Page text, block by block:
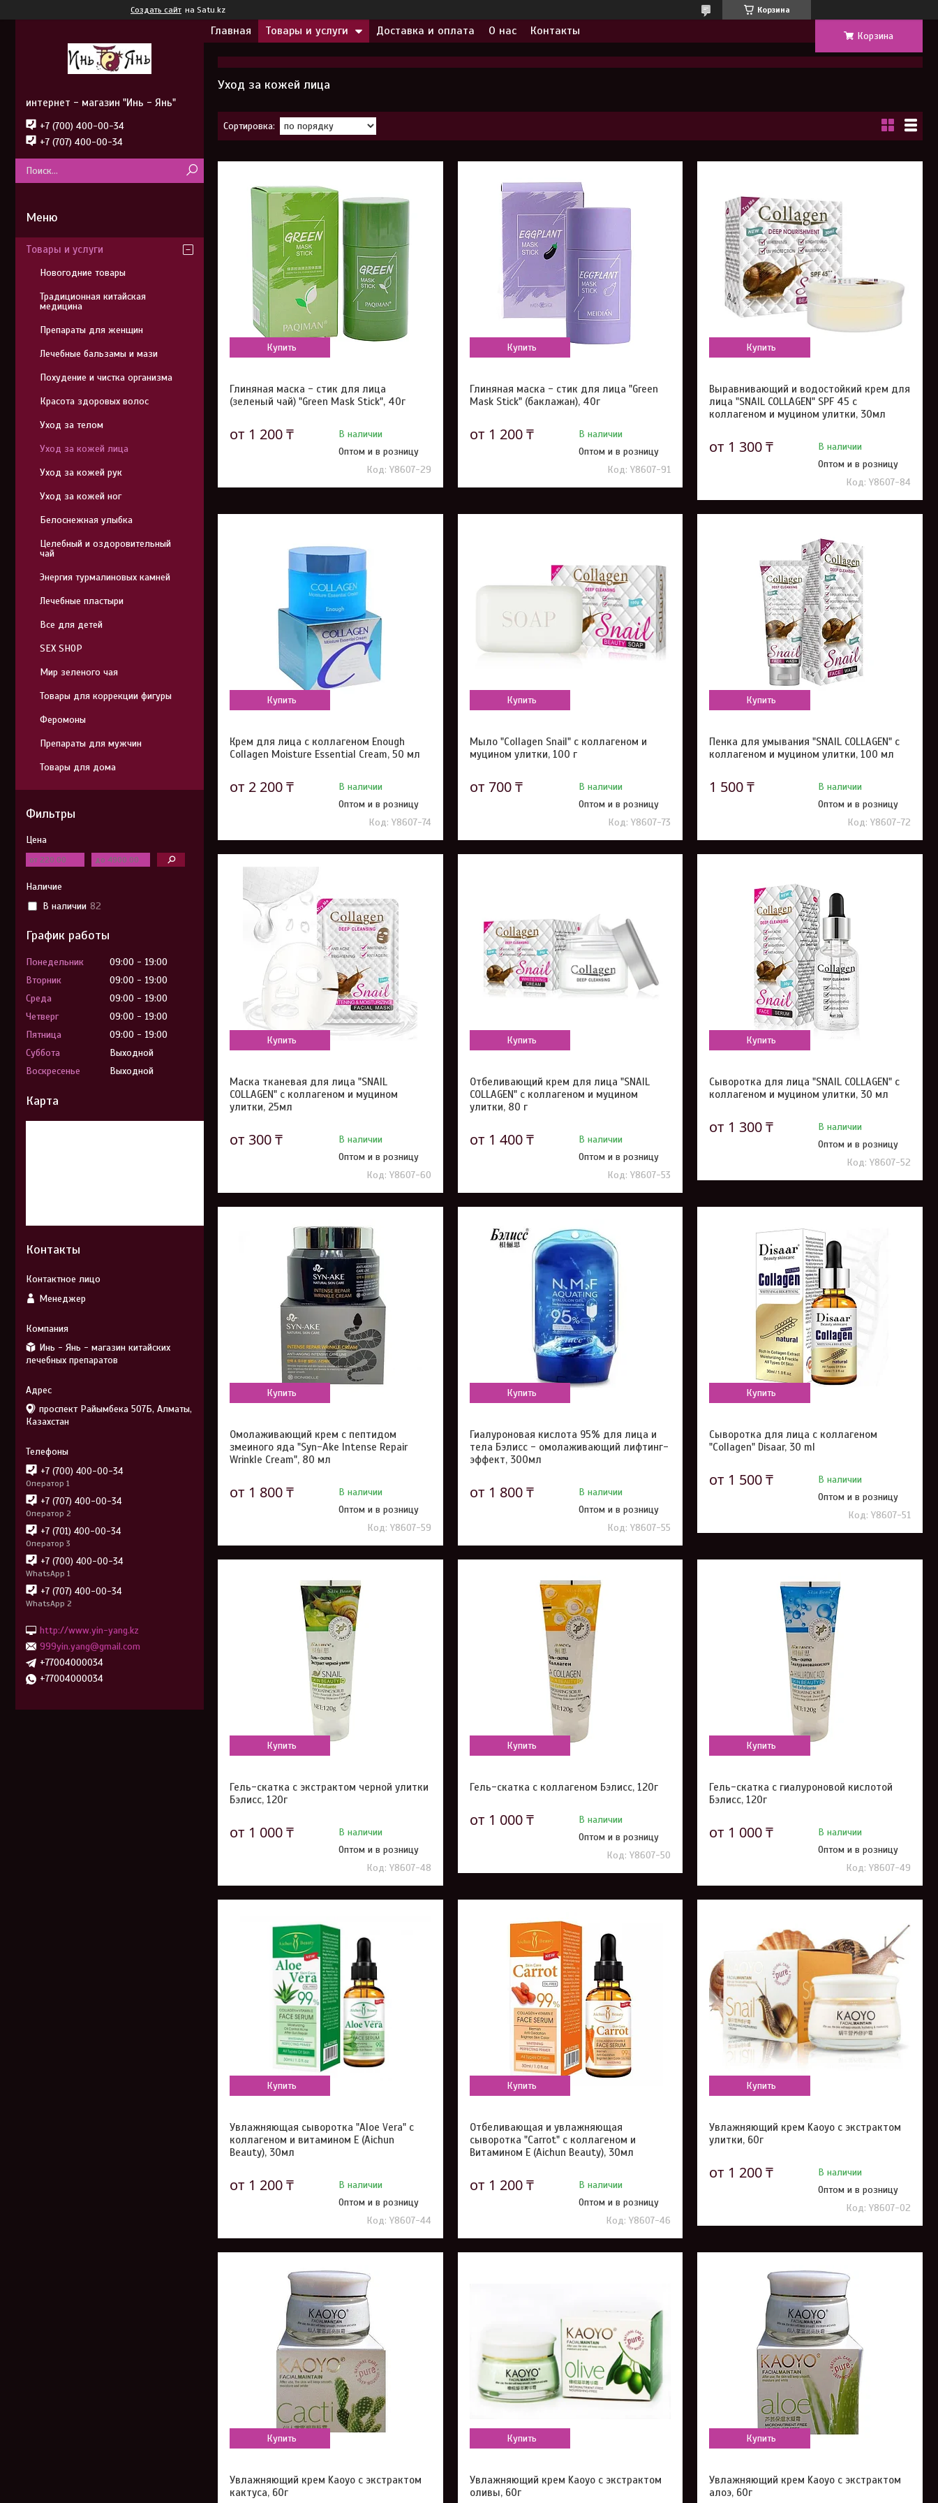
Создать сайт на Satu.kz Корзина
Главная Товары и услуги Доставка и оплата О нас Контакты Корзина
Уход за кожей лица
Купить
Глиняная маска - стик для лица
(зеленый чай) "Green Mask Stick", 40г
от 1 200 ₸
В наличии
Оптом и в розницу
Y8607-29
Купить
Глиняная маска - стик для лица "Green
Mask Stick" (баклажан), 40г
от 1 200 ₸
В наличии
Оптом и в розницу
Y8607-91
Купить
Выравнивающий и водостойкий крем для
лица "SNAIL COLLAGEN" SPF 45 с
коллагеном и муцином улитки, 30мл
от 1 300 ₸
В наличии
Оптом и в розницу
Y8607-84
Купить
Крем для лица с коллагеном Enough
Collagen Moisture Essential Cream, 50 мл
от 2 200 ₸
В наличии
Оптом и в розницу
Y8607-74
Купить
Мыло "Collagen Snail" с коллагеном и
муцином улитки, 100 г
от 700 ₸
В наличии
Оптом и в розницу
Y8607-73
Купить
Пенка для умывания "SNAIL COLLAGEN" с
коллагеном и муцином улитки, 100 мл
1 500 ₸
В наличии
Оптом и в розницу
Y8607-72
Купить
Маска тканевая для лица "SNAIL
COLLAGEN" с коллагеном и муцином
улитки, 25мл
от 300 ₸
В наличии
Оптом и в розницу
Y8607-60
Купить
Отбеливающий крем для лица "SNAIL
COLLAGEN" с коллагеном и муцином
улитки, 80 г
от 1 400 ₸
В наличии
Оптом и в розницу
Y8607-53
Купить
Сыворотка для лица "SNAIL COLLAGEN" с
коллагеном и муцином улитки, 30 мл
от 1 300 ₸
В наличии
Оптом и в розницу
Y8607-52
Купить
Омолаживающий крем с пептидом
змеиного яда "Syn-Ake Intense Repair
Wrinkle Cream", 80 мл
от 1 800 ₸
В наличии
Оптом и в розницу
Y8607-59
Купить
Гиалуроновая кислота 95% для лица и
тела Бэлисс - омолаживающий лифтинг-
эффект, 300мл
от 1 800 ₸
В наличии
Оптом и в розницу
Y8607-55
Купить
Сыворотка для лица с коллагеном
"Collagen" Disaar, 30 ml
от 1 500 ₸
В наличии
Оптом и в розницу
Y8607-51
Купить
Гель-скатка с экстрактом черной улитки
Бэлисс, 120г
от 1 000 ₸
В наличии
Оптом и в розницу
Y8607-48
Купить
Гель-скатка с коллагеном Бэлисс, 120г
от 1 000 ₸
В наличии
Оптом и в розницу
Y8607-50
Купить
Гель-скатка с гиалуроновой кислотой
Бэлисс, 120г
от 1 000 ₸
В наличии
Оптом и в розницу
Y8607-49
Купить
Увлажняющая сыворотка "Aloe Vera" с
коллагеном и витамином Е (Aichun
Beauty), 30мл
от 1 200 ₸
В наличии
Оптом и в розницу
Y8607-44
Купить
Отбеливающая и увлажняющая
сыворотка "Carrot" с коллагеном и
Витамином Е (Aichun Beauty), 30мл
от 1 200 ₸
В наличии
Оптом и в розницу
Y8607-46
Купить
Увлажняющий крем Kaoyo с экстрактом
улитки, 60г
от 1 200 ₸
В наличии
Оптом и в розницу
Y8607-02
Купить
Увлажняющий крем Kaoyo с экстрактом
кактуса, 60г
Купить
Увлажняющий крем Kaoyo с экстрактом
оливы, 60г
Купить
Увлажняющий крем Kaoyo с экстрактом
алоэ, 60г
интернет - магазин "Инь - Янь"
+7 (700) 400-00-34
+7 (707) 400-00-34
Товары и услуги
Новогодние товары
Традиционная китайская
медицина
Препараты для женщин
Лечебные бальзамы и мази
Похудение и чистка организма
Красота здоровых волос
Уход за телом
Уход за кожей лица
Уход за кожей рук
Уход за кожей ног
Белоснежная улыбка
Целебный и оздоровительный
чай
Энергия турмалиновых камней
Лечебные пластыри
Все для детей
SEX SHOP
Мир зеленого чая
Товары для коррекции фигуры
Феромоны
Препараты для мужчин
Товары для дома
Фильтры
Цена
Наличие
В наличии 82
График работы
Понедельник 09:00
19:00
Вторник
09:00
19:00
Среда
09:00
19:00
Четверг
09:00
19:00
Пятница
09:00
19:00
Суббота
Выходной
Воскресенье
Выходной
Карта
Контакты
Менеджер
Инь - Янь - магазин китайских
лечебных препаратов
проспект Райымбека 507Б, Алматы,
Казахстан
+7 (700) 400-00-34
Оператор 1
+7 (707) 400-00-34
Оператор 2
+7 (701) 400-00-34
Оператор 3
+7 (700) 400-00-34
WhatsApp 1
+7 (707) 400-00-34
WhatsApp 2
http://www.yin-yang.kz
999yin.yang@gmail.com
+77004000034
+77004000034